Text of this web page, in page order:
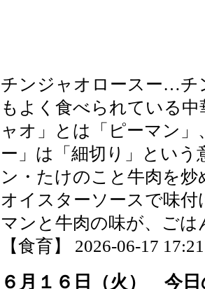
チンジャオロースー…チ
もよく食べられている
ャオ」とは「ピーマン
ー」は「細切り」とい
ン・たけのこと牛肉を
オイスターソースで味
マンと牛肉の味が、ご
【食育】 2026-06-17
６月１６日（火） 今日